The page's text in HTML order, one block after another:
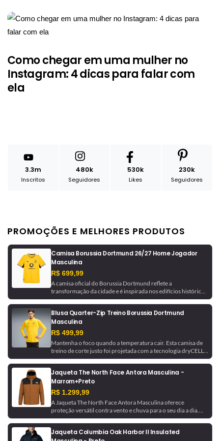
Como chegar em uma mulher no
Instagram: 4 dicas para falar com
ela
3.3m
Inscritos
480k
Seguidores
530k
Likes
230k
Seguidores
PROMOÇÕES E MELHORES PRODUTOS
Camisa Borussia Dortmund 26/27 Home Jogador
Masculina
R$ 699,99
A camisa oficial do Borussia Dortmund reflete a
transformação da cidade e é inspirada nos edifícios históricos
que ajudaram a moldá-la. Com tecnologia de gerenciamento
usado pela equipe.
Blusa Quarter-Zip Treino Borussia Dortmund
Masculina
R$ 499,99
Mantenha o foco quando a temperatura cair. Esta camisa de
treino de corte justo foi projetada com a tecnologia dryCELL,
que absorve a umidade para ajudar a manter você seco. Ela é
toque de inspiração futebolística.
Jaqueta The North Face Antora Masculina -
Marrom+Preto
R$ 1.299,99
A Jaqueta The North Face Antora Masculina oferece
proteção versátil contra vento e chuva para o seu dia a dia.
Feita com a tecnologia DryVent™ 2.5L em nylon reciclado, ela
no próprio bolso. Uma peça essencial para se manter seco
Jaqueta Columbia Oak Harbor II Insulated